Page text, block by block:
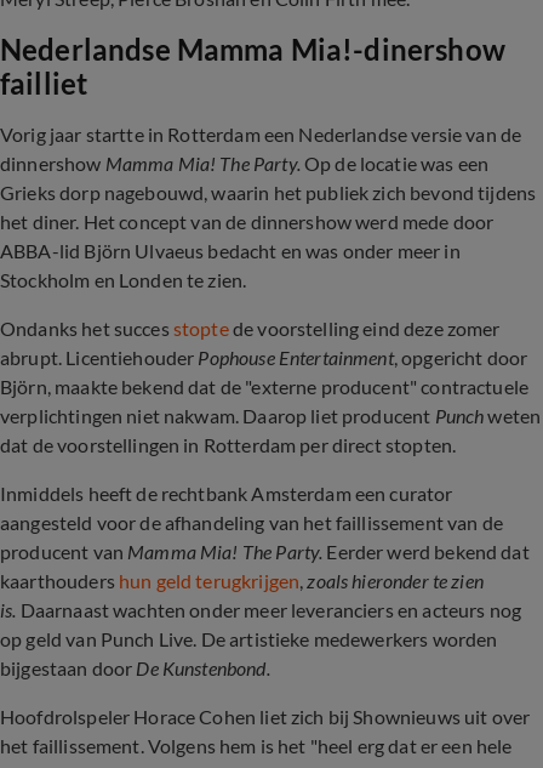
Nederlandse Mamma Mia!-dinershow
failliet
Vorig jaar startte in Rotterdam een Nederlandse versie van de
dinnershow Mamma Mia! The Party. Op de locatie was een
Grieks dorp nagebouwd, waarin het publiek zich bevond tijdens
het diner. Het concept van de dinnershow werd mede door
ABBA-lid Björn Ulvaeus bedacht en was onder meer in
Stockholm en Londen te zien.
Ondanks het succes stoptede voorstelling eind deze zomer
abrupt. Licentiehouder Pophouse Entertainment, opgericht door
Björn, maakte bekend dat de "externe producent" contractuele
verplichtingen niet nakwam. Daarop liet producent Punchweten
dat de voorstellingen in Rotterdam per direct stopten.
Inmiddels heeft de rechtbank Amsterdam een curator
aangesteld voor de afhandeling van het faillissement van de
producent van Mamma Mia! The Party. Eerder werd bekend dat
kaarthouders hun geld terugkrijgen,zoals hieronder te zien
is. Daarnaast wachten onder meer leveranciers en acteurs nog
op geld van Punch Live. De artistieke medewerkers worden
bijgestaan door De Kunstenbond.
Hoofdrolspeler Horace Cohen liet zich bij Shownieuws uit over
het faillissement. Volgens hem is het "heel erg dat er een hele